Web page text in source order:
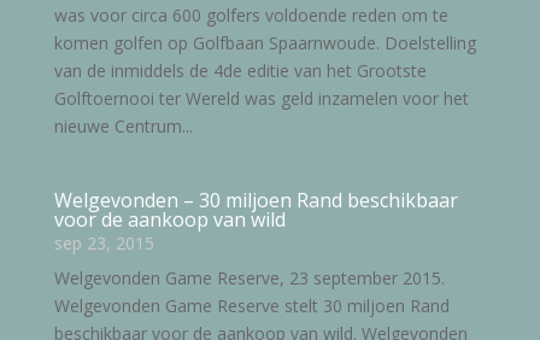
was voor circa 600 golfers voldoende reden om te
komen golfen op Golfbaan Spaarnwoude. Doelstelling
van de inmiddels de 4de editie van het Grootste
Golftoernooi ter Wereld was geld inzamelen voor het
nieuwe Centrum...
Welgevonden – 30 miljoen Rand beschikbaar
voor de aankoop van wild
sep 23, 2015
Welgevonden Game Reserve, 23 september 2015.
Welgevonden Game Reserve stelt 30 miljoen Rand
beschikbaar voor de aankoop van wild. Welgevonden